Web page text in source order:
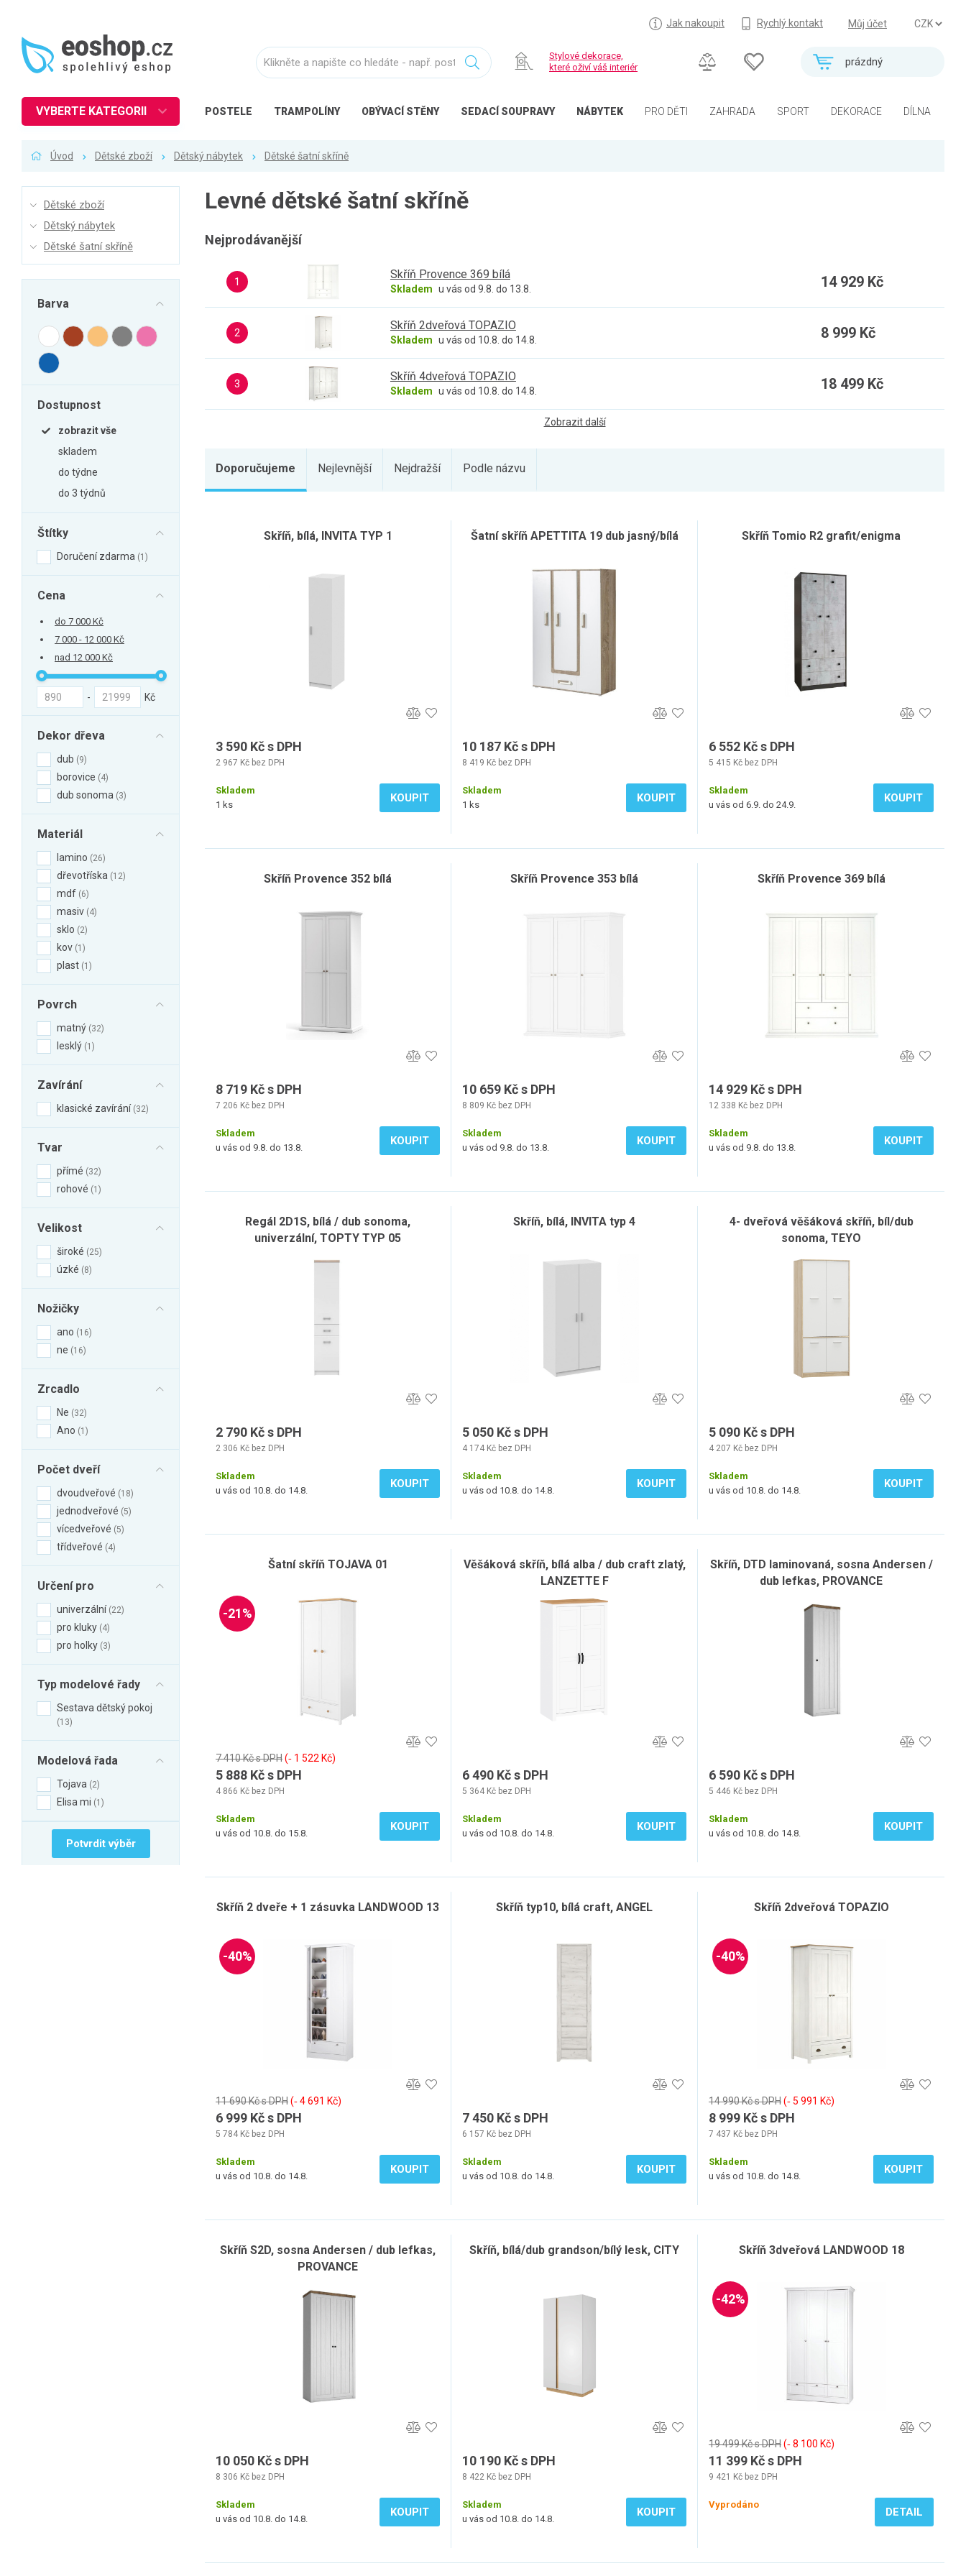
Můj účet
Jak nakoupit Rychlý kontakt
prázdný
Stylové dekorace,
které oživí váš interiér
POSTELE TRAMPOLÍNY OBÝVACÍ STĚNY SEDACÍ SOUPRAVY NÁBYTEK PRO DĚTI ZAHRADA SPORT DEKORACE DÍLNA
VYBERTE KATEGORII
Koupelna
Zahrada
Balkon a terasa
Dílna
Svítidla, žárovky
Trampolíny
Sport, outdoor
Všechny kategorie
Úvod Dětské zboží Dětský nábytek Dětské šatní skříně
Dětské zboží
Dětský nábytek
Dětské šatní skříně
Barva
Dostupnost
zobrazit vše
skladem
do týdne
do 3 týdnů
Štítky
Doručení zdarma 1
Cena
do 7 000 Kč
7 000 - 12 000 Kč
nad 12 000 Kč
- Kč
Dekor dřeva
dub 9
borovice 4
dub sonoma 3
Materiál
lamino 26
dřevotříska 12
mdf 6
masiv 4
sklo 2
kov 1
plast 1
Povrch
matný 32
lesklý 1
Zavírání
klasické zavírání 32
Tvar
přímé 32
rohové 1
Velikost
široké 25
úzké 8
Nožičky
ano 16
ne 16
Zrcadlo
Ne 32
Ano 1
Počet dveří
dvoudveřové 18
jednodveřové 5
vícedveřové 5
třídveřové 4
Určení pro
univerzální 22
pro kluky 4
pro holky 3
Typ modelové řady
Sestava dětský pokoj
13
Modelová řada
Tojava 2
Elisa mi 1
Potvrdit výběr
Levné dětské šatní skříně
Nejprodávanější
1
Skříň Provence 369 bílá
Skladem u vás od 9.8. do 13.8. 14 929 Kč
2
Skříň 2dveřová TOPAZIO
Skladem u vás od 10.8. do 14.8. 8 999 Kč
3
Skříň 4dveřová TOPAZIO
Skladem u vás od 10.8. do 14.8. 18 499 Kč
Zobrazit další
Doporučujeme Nejlevnější Nejdražší Podle názvu
Skříň, bílá, INVITA TYP 1
3 590 Kč s DPH
2 967 Kč bez DPH
Skladem
1 ks
KOUPIT
Šatní skříň APETTITA 19 dub jasný/bílá
10 187 Kč s DPH
8 419 Kč bez DPH
Skladem
1 ks
KOUPIT
Skříň Tomio R2 grafit/enigma
6 552 Kč s DPH
5 415 Kč bez DPH
Skladem
u vás od 6.9. do 24.9.
KOUPIT
Skříň Provence 352 bílá
8 719 Kč s DPH
7 206 Kč bez DPH
Skladem
u vás od 9.8. do 13.8.
KOUPIT
Skříň Provence 353 bílá
10 659 Kč s DPH
8 809 Kč bez DPH
Skladem
u vás od 9.8. do 13.8.
KOUPIT
Skříň Provence 369 bílá
14 929 Kč s DPH
12 338 Kč bez DPH
Skladem
u vás od 9.8. do 13.8.
KOUPIT
Regál 2D1S, bílá / dub sonoma,
univerzální, TOPTY TYP 05
2 790 Kč s DPH
2 306 Kč bez DPH
Skladem
u vás od 10.8. do 14.8.
KOUPIT
Skříň, bílá, INVITA typ 4
5 050 Kč s DPH
4 174 Kč bez DPH
Skladem
u vás od 10.8. do 14.8.
KOUPIT
4- dveřová věšáková skříň, bíl/dub
sonoma, TEYO
5 090 Kč s DPH
4 207 Kč bez DPH
Skladem
u vás od 10.8. do 14.8.
KOUPIT
Šatní skříň TOJAVA 01
-21%
7 410 Kč s DPH(‐ 1 522 Kč)
5 888 Kč s DPH
4 866 Kč bez DPH
Skladem
u vás od 10.8. do 15.8.
KOUPIT
Věšáková skříň, bílá alba / dub craft zlatý,
LANZETTE F
6 490 Kč s DPH
5 364 Kč bez DPH
Skladem
u vás od 10.8. do 14.8.
KOUPIT
Skříň, DTD laminovaná, sosna Andersen /
dub lefkas, PROVANCE
6 590 Kč s DPH
5 446 Kč bez DPH
Skladem
u vás od 10.8. do 14.8.
KOUPIT
Skříň 2 dveře + 1 zásuvka LANDWOOD 13
-40%
11 690 Kč s DPH(‐ 4 691 Kč)
6 999 Kč s DPH
5 784 Kč bez DPH
Skladem
u vás od 10.8. do 14.8.
KOUPIT
Skříň typ10, bílá craft, ANGEL
7 450 Kč s DPH
6 157 Kč bez DPH
Skladem
u vás od 10.8. do 14.8.
KOUPIT
Skříň 2dveřová TOPAZIO
-40%
14 990 Kč s DPH(‐ 5 991 Kč)
8 999 Kč s DPH
7 437 Kč bez DPH
Skladem
u vás od 10.8. do 14.8.
KOUPIT
Skříň S2D, sosna Andersen / dub lefkas,
PROVANCE
10 050 Kč s DPH
8 306 Kč bez DPH
Skladem
u vás od 10.8. do 14.8.
KOUPIT
Skříň, bílá/dub grandson/bílý lesk, CITY
10 190 Kč s DPH
8 422 Kč bez DPH
Skladem
u vás od 10.8. do 14.8.
KOUPIT
Skříň 3dveřová LANDWOOD 18
-42%
19 499 Kč s DPH(‐ 8 100 Kč)
11 399 Kč s DPH
9 421 Kč bez DPH
Vyprodáno
DETAIL